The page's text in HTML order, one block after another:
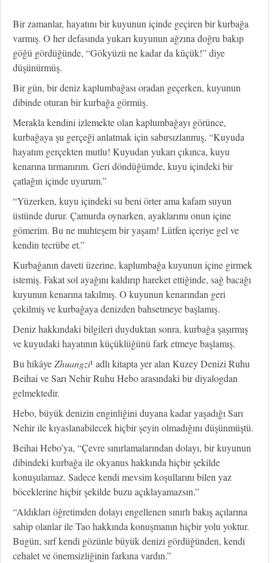
Bir zamanlar, hayatını bir kuyunun içinde geçiren bir kurbağa
varmış. O her defasında yukarı kuyunun ağzına doğru bakıp
göğü gördüğünde, “Gökyüzü ne kadar da küçük!” diye
düşünürmüş.
Bir gün, bir deniz kaplumbağası oradan geçerken, kuyunun
dibinde oturan bir kurbağa görmüş.
Merakla kendini izlemekte olan kaplumbağayı görünce,
kurbağaya şu gerçeği anlatmak için sabırsızlanmış, “Kuyuda
hayatım gerçekten mutlu! Kuyudan yukarı çıkınca, kuyu
kenarına tırmanırım. Geri döndüğümde, kuyu içindeki bir
çatlağın içinde uyurum.”
“Yüzerken, kuyu içindeki su beni örter ama kafam suyun
üstünde durur. Çamurda oynarken, ayaklarımı onun içine
gömerim. Bu ne muhteşem bir yaşam! Lütfen içeriye gel ve
kendin tecrübe et.”
Kurbağanın daveti üzerine, kaplumbağa kuyunun içine girmek
istemiş. Fakat sol ayağını kaldırıp hareket ettiğinde, sağ bacağı
kuyunun kenarına takılmış. O kuyunun kenarından geri
çekilmiş ve kurbağaya denizden bahsetmeye başlamış.
Deniz hakkındaki bilgileri duyduktan sonra, kurbağa şaşırmış
ve kuyudaki hayatının küçüklüğünü fark etmeye başlamış.
Bu hikâyeZhuangzi¹ adlı kitapta yer alan Kuzey Denizi Ruhu
Beihai ve Sarı Nehir Ruhu Hebo arasındaki bir diyalogdan
gelmektedir.
Hebo, büyük denizin enginliğini duyana kadar yaşadığı Sarı
Nehir ile kıyaslanabilecek hiçbir şeyin olmadığını düşünmüştü.
Beihai Hebo’ya, “Çevre sınırlamalarından dolayı, bir kuyunun
dibindeki kurbağa ile okyanus hakkında hiçbir şekilde
konuşulamaz. Sadece kendi mevsim koşullarını bilen yaz
böceklerine hiçbir şekilde buzu açıklayamazsın.”
“Aldıkları öğretimden dolayı engellenen sınırlı bakış açılarına
sahip olanlar ile Tao hakkında konuşmanın hiçbir yolu yoktur.
Bugün, sırf kendi gözünle büyük denizi gördüğünden, kendi
cehalet ve önemsizliğinin farkına vardın.”